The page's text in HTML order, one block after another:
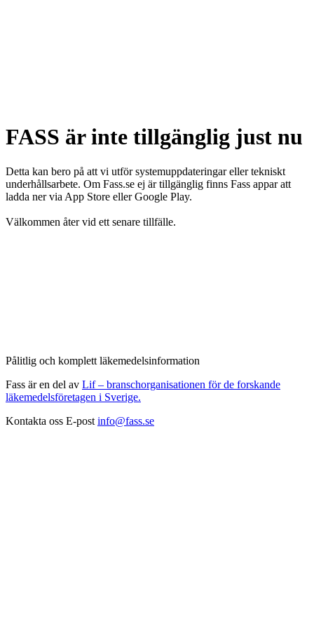
FASS är inte tillgänglig just nu
Detta kan bero på att vi utför systemuppdateringar eller tekniskt
underhållsarbete. Om Fass.se ej är tillgänglig finns Fass appar att
ladda ner via App Store eller Google Play.
Välkommen åter vid ett senare tillfälle.
Pålitlig och komplett läkemedelsinformation
Fass är en del av Lif – branschorganisationen för de forskande
läkemedelsföretagen i Sverige.
Kontakta oss E-post info@fass.se